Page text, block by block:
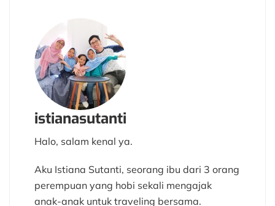
istianasutanti
Halo, salam kenal ya.
Aku Istiana Sutanti, seorang ibu dari 3 orang
perempuan yang hobi sekali mengajak
anak-anak untuk traveling bersama.